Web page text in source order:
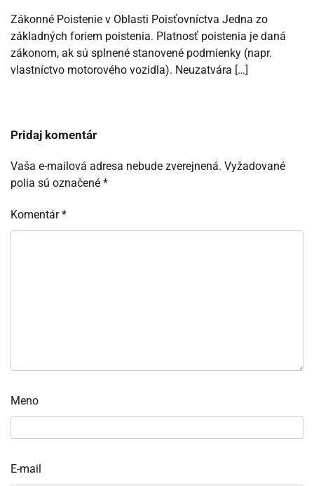
Zákonné Poistenie v Oblasti Poisťovníctva Jedna zo
základných foriem poistenia. Platnosť poistenia je daná
zákonom, ak sú splnené stanovené podmienky (napr.
vlastníctvo motorového vozidla). Neuzatvára […]
Pridaj komentár
Vaša e-mailová adresa nebude zverejnená. Vyžadované
polia sú označené *
Komentár*
Meno
E-mail